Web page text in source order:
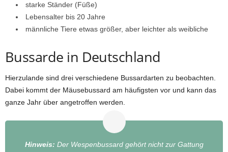
starke Ständer (Füße)
Lebensalter bis 20 Jahre
männliche Tiere etwas größer, aber leichter als weibliche
Bussarde in Deutschland
Hierzulande sind drei verschiedene Bussardarten zu beobachten.
Dabei kommt der Mäusebussard am häufigsten vor und kann das
ganze Jahr über angetroffen werden.
Hinweis: Der Wespenbussard gehört nicht zur Gattung